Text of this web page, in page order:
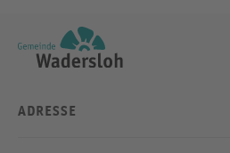
ADRESSE